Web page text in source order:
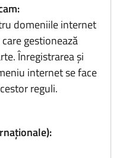
domeniile internet
gestionează
Înregistrarea și
internet se face
reguli.